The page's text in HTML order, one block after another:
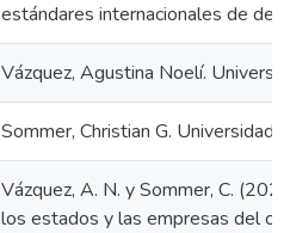
estándares internacionales de
Vázquez, Agustina Noelí.
Sommer, Christian G. Universidad
Vázquez, A. N. y Sommer, C.
los estados y las empresas del